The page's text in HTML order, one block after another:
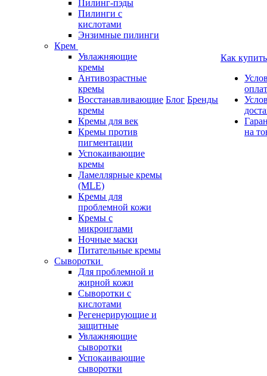
Пилинг-пэды
Пилинги с
кислотами
Энзимные пилинги
Крем
Увлажняющие
кремы
Антивозрастные
кремы
Восстанавливающие
кремы
Кремы для век
Кремы против
пигментации
Успокаивающие
кремы
Ламеллярные кремы
(MLE)
Кремы для
проблемной кожи
Кремы с
микроиглами
Ночные маски
Питательные кремы
Сыворотки
Для проблемной и
жирной кожи
Сыворотки с
кислотами
Регенерирующие и
защитные
Увлажняющие
сыворотки
Успокаивающие
сыворотки
Блог Бренды
Как купить
на